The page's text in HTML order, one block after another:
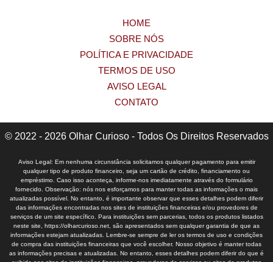
HOME
SOBRE NÓS
POLÍTICA E PRIVACIDADE
TERMOS DE USO
AVISO LEGAL
CONTATO
© 2022 - 2026 Olhar Curioso - Todos Os Direitos Reservados
Aviso Legal: Em nenhuma circunstância solicitamos qualquer pagamento para emitir
qualquer tipo de produto financeiro, seja um cartão de crédito, financiamento ou
empréstimo. Caso isso aconteça, informe-nos imediatamente através do formulário
fornecido. Observação: nós nos esforçamos para manter todas as informações o mais
atualizadas possível. No entanto, é importante observar que esses detalhes podem diferir
das informações encontradas nos sites de instituições financeiras e/ou provedores de
serviços de um site específico. Para instituições sem parcerias, todos os produtos listados
neste site, https://olharcurioso.net, são apresentados sem qualquer garantia de que as
informações estejam atualizadas. Lembre-se sempre de ler os termos de uso e condições
de compra das instituições financeiras que você escolher. Nosso objetivo é manter todas
as informações precisas e atualizadas. No entanto, esses detalhes podem diferir do que é